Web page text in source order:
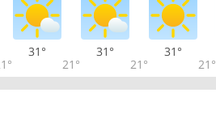
31°
21°
31°
21°
31°
21°